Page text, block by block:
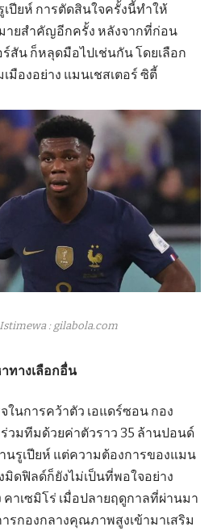
ปียห์ การตัดสินใจครั้งนี้ทำให้
ายสำคัญอีกครั้ง หลังจากที่ก่อน
ร์สัน ก็หลุดมือไปเช่นกัน โดยเลือก
มืองอย่าง แมนเชสเตอร์ ซิตี้
: gilabola.com
ทางเลือกอื่น
ในการคว้าตัว เอแดร์ซอน กอง
วมทีมด้วยค่าตัวราว 35 ล้านปอนด์
รูเปียห์ แต่ความต้องการของแมน
มิดฟิลด์ก็ยังไม่เป็นที่พอใจอย่าง
าเซมิโร่ เมื่อปลายฤดูกาลที่ผ่านมา
รกองกลางคุณภาพสูงเข้ามาเสริม